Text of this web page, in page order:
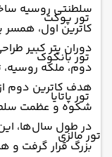
تور پوکت
تور بانکوک
تور پاتایا
تور مالزی
کاترین اول، همسر
دوران پتر کبیر
دوم، ملکه روسیه،
هدف کاترین دوم
شکوه و عظمت
در طول سال‌ها،
بزرگ قرار گرفت و